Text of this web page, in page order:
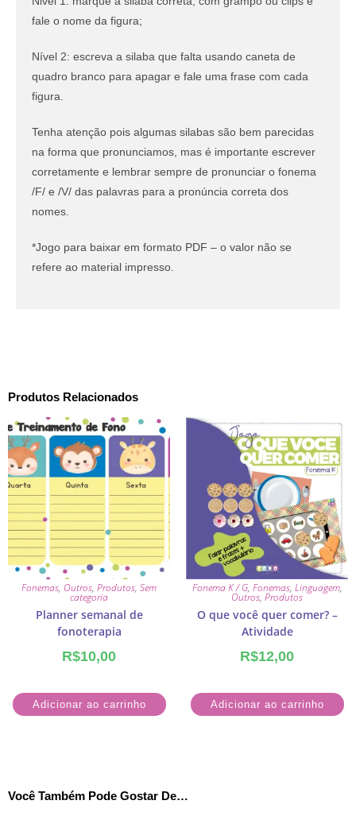
fale o nome da figura;
Nível 2: escreva a silaba que falta usando caneta de
quadro branco para apagar e fale uma frase com cada
figura.
Tenha atenção pois algumas silabas são bem parecidas
na forma que pronunciamos, mas é importante escrever
corretamente e lembrar sempre de pronunciar o fonema
/F/ e /V/ das palavras para a pronúncia correta dos
nomes.
*Jogo para baixar em formato PDF – o valor não se
refere ao material impresso.
Produtos Relacionados
Fonemas, Outros, Produtos, Sem
categoria
Planner semanal de
fonoterapia
R$10,00
Adicionar ao carrinho
Fonema K / G, Fonemas, Linguagem,
Outros, Produtos
O que você quer comer? –
Atividade
R$12,00
Adicionar ao carrinho
Você Também Pode Gostar De…